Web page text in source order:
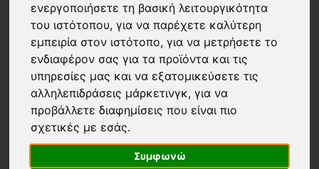
ενεργοποιήσετε τη βασική λειτουργικότητα
του ιστότοπου,για να παρέχετε καλύτερη
εμπειρία στον ιστότοπο,για να μετρήσετε το
ενδιαφέρον σας για τα προϊόντα και τις
υπηρεσίες μας και να εξατομικεύσετε τις
αλληλεπιδράσεις μάρκετινγκ,για να
προβάλλετε διαφημίσεις που είναι πιο
σχετικές με εσάς.
Συμφωνώ